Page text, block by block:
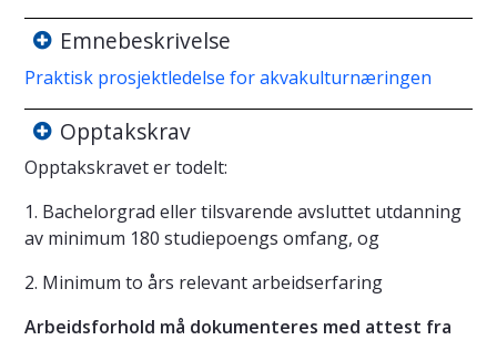
Emnebeskrivelse
Praktisk prosjektledelse for akvakulturnæringen
Opptakskrav
Opptakskravet er todelt:
1. Bachelorgrad eller tilsvarende avsluttet utdanning
av minimum 180 studiepoengs omfang, og
2. Minimum to års relevant arbeidserfaring
Arbeidsforhold må dokumenteres med attest fra